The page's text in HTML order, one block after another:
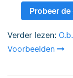
Probeer
Verder lezen:
Voorbeelden